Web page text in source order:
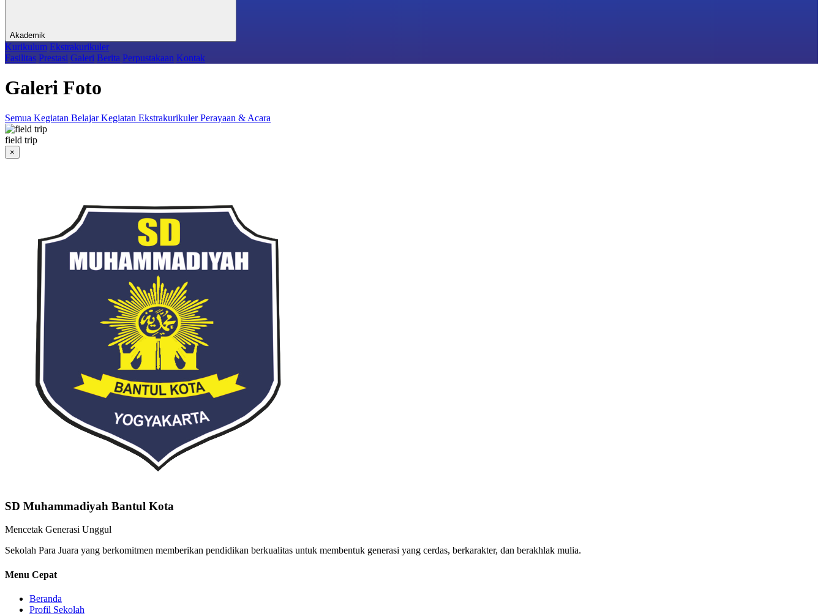
Akademik
Kurikulum Ekstrakurikuler
Fasilitas Prestasi Galeri Berita Perpustakaan Kontak
Galeri Foto
Semua Kegiatan BelajarKegiatan EkstrakurikulerPerayaan & Acara
field trip
×
SD Muhammadiyah Bantul Kota
Mencetak Generasi Unggul
Sekolah Para Juara yang berkomitmen memberikan pendidikan berkualitas untuk membentuk generasi yang cerdas, berkarakter, dan berakhlak mulia.
Menu Cepat
Beranda
Profil Sekolah